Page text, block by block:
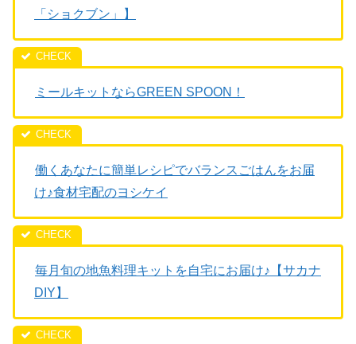
「ショクブン」】
ミールキットならGREEN SPOON！
働くあなたに簡単レシピでバランスごはんをお届
け♪食材宅配のヨシケイ
毎月旬の地魚料理キットを自宅にお届け♪【サカナ
DIY】